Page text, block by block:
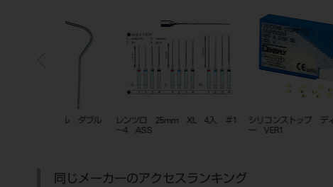
レンツロ 25mm XL 4入 ＃1
シリコンストップ ディスペンサ
同じメーカーのアクセスランキング